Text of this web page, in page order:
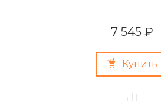
7 545 ₽
Купить